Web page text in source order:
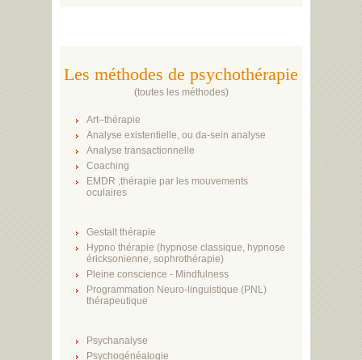
Les méthodes de psychothérapie
(toutes les méthodes)
Art–thérapie
Analyse existentielle, ou da-sein analyse
Analyse transactionnelle
Coaching
EMDR ,thérapie par les mouvements
oculaires
Gestalt thérapie
Hypno thérapie (hypnose classique, hypnose
éricksonienne, sophrothérapie)
Pleine conscience - Mindfulness
Programmation Neuro-linguistique (PNL)
thérapeutique
Psychanalyse
Psychogénéalogie